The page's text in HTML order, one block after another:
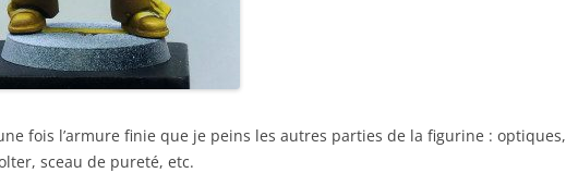
fois l’armure finie que je peins les autres parties de la figurine : optiques,
sceau de pureté, etc.